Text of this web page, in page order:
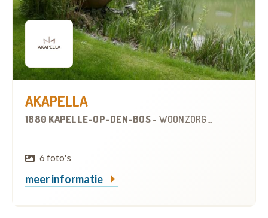
AKAPELLA
1880 KAPELLE-OP-DEN-BOS - WOONZORGCENTRUM (WZC)
6 foto's
meer informatie